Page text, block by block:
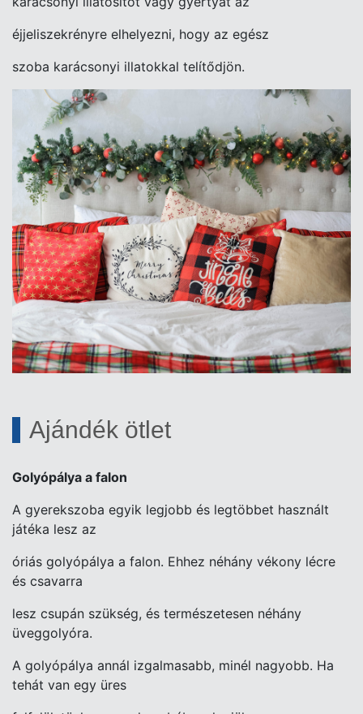
éjjeliszekrényre elhelyezni, hogy az egész
szoba karácsonyi illatokkal telítődjön.
Ajándék ötlet
Golyópálya a falon
A gyerekszoba egyik legjobb és legtöbbet használt
játéka lesz az
óriás golyópálya a falon. Ehhez néhány vékony lécre
és csavarra
lesz csupán szükség, és természetesen néhány
üveggolyóra.
A golyópálya annál izgalmasabb, minél nagyobb. Ha
tehát van egy üres